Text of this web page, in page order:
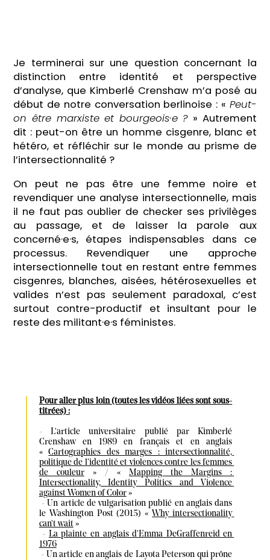
Je terminerai sur une question concernant la
distinction entre identité et perspective
d’analyse, que Kimberlé Crenshaw m’a posé au
début de notre conversation berlinoise : « Peut-
on être marxiste et bourgeois·e ? » Autrement
dit : peut-on être un homme cisgenre, blanc et
hétéro, et réfléchir sur le monde au prisme de
l’intersectionnalité ?
On peut ne pas être une femme noire et
revendiquer une analyse intersectionnelle, mais
il ne faut pas oublier de checker ses privilèges
au passage, et de laisser la parole aux
concerné·e·s, étapes indispensables dans ce
processus. Revendiquer une approche
intersectionnelle tout en restant entre femmes
cisgenres, blanches, aisées, hétérosexuelles et
valides n’est pas seulement paradoxal, c’est
surtout contre-productif et insultant pour le
reste des militant·e·s féministes.
Pour aller plus loin (toutes les vidéos liées sont sous-
titrées) :
- L'article universitaire publié par Kimberlé
Crenshaw en 1989 en français et en anglais
« Cartographies des marges : intersectionnalité,
politique de l’identité et violences contre les femmes
de couleur » / « Mapping the Margins :
Intersectionality, Identity Politics and Violence
against Women of Color »
le Washington Post (2015) « Why intersectionality
can't wait »
- La plainte en anglais d'Emma DeGraffenreid en
1976